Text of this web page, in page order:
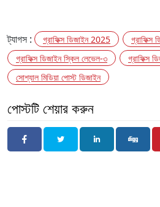
ট্যাগস : গ্রাফিক্স ডিজাইন 2025
গ্রাফিক্স
গ্রাফিক্স ডিজাইন স্কিল লেভেল-৩
গ্রাফিক্স
সোশ্যাল মিডিয়া পোস্ট ডিজাইন
পোস্টটি শেয়ার করুন